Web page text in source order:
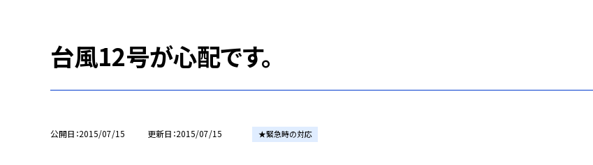
台風12号が心配です。
公開日 2015/07/15 更新日 2015/07/15 ★緊急時の対応